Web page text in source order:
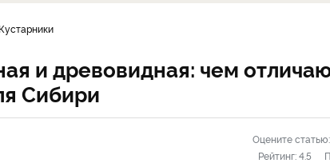
и древовидная: чем
Сибири
Оцените статью:
Рейтинг:4.5